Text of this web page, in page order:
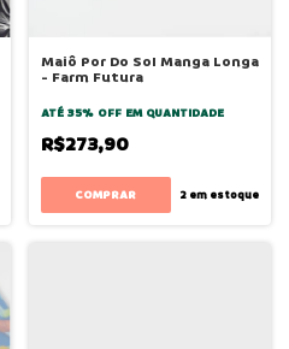
Maiô Por Do Sol Manga Longa
- Farm Futura
ATÉ 35% OFF EM QUANTIDADE
R$273,90
COMPRAR 2 em estoque